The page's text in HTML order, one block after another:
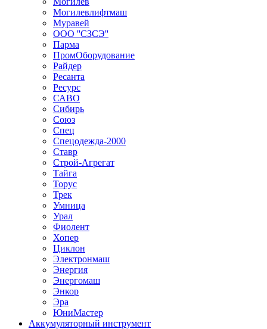
Могилевлифтмаш
Муравей
ООО ''СЗСЭ''
Парма
ПромОборудование
Райдер
Ресанта
Ресурс
САВО
Сибирь
Союз
Спец
Спецодежда-2000
Ставр
Строй-Агрегат
Тайга
Торус
Трек
Умница
Урал
Фиолент
Хопер
Циклон
Электронмаш
Энергия
Энергомаш
Энкор
Эра
ЮниМастер
Аккумуляторный инструмент